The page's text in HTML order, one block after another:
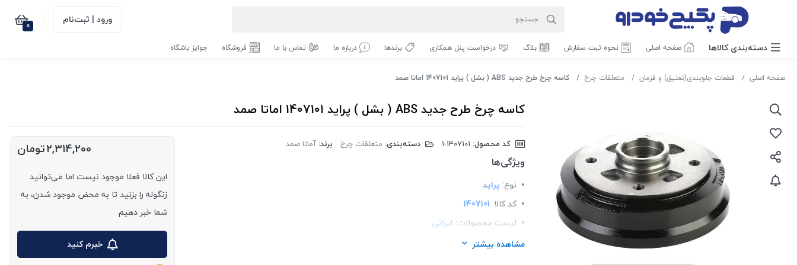
ورود | ثبت‌نام 0
دسته‌بندی‌ کالاها صفحه اصلی نحوه ثبت سفارش بلاگ درخواست پنل همکاری برندها درباره ما تماس با ما فروشگاه جوایز باشگاه
صفحه اصلی قطعات جلوبندی(تعلیق) و فرمان متعلقات چرخ کاسه چرخ طرح جدید ABS ( بشل ) پراید 1407101 اماتا صمد
کاسه چرخ طرح جدید ABS ( بشل ) پراید 1407101 اماتا صمد
کد محصول: دسته‌بندی: متعلقات چرخ برند: آماتا صمد
ویژگی‌ها
نوع: پراید
کد کالا: 1407101
لیست محصولات: ایرانی
برند:اماتا صمد
مشاهده بیشتر
2,314,200تومان
این کالا فعلا موجود نیست اما می‌توانید
زنگوله را بزنید تا به محض موجود شدن، به
شما خبر دهیم
خبرم کنید